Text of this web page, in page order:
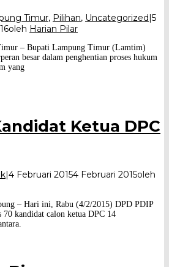
Timur, Pilihan, Uncategorized 5
oleh Harian Pilar
– Bupati Lampung Timur (Lamtim)
besar dalam penghentian proses hukum
yang
Ketua DPC
|4 Februari 20154 Februari 2015oleh
– Hari ini, Rabu (4/2/2015) DPD PDIP
70 kandidat calon ketua DPC 14